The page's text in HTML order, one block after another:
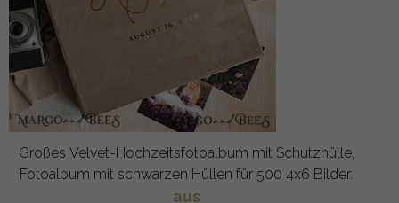
Großes Velvet-Hochzeitsfotoalbum mit Schutzhülle,
Fotoalbum mit schwarzen Hüllen für 500 4x6 Bilder.
aus